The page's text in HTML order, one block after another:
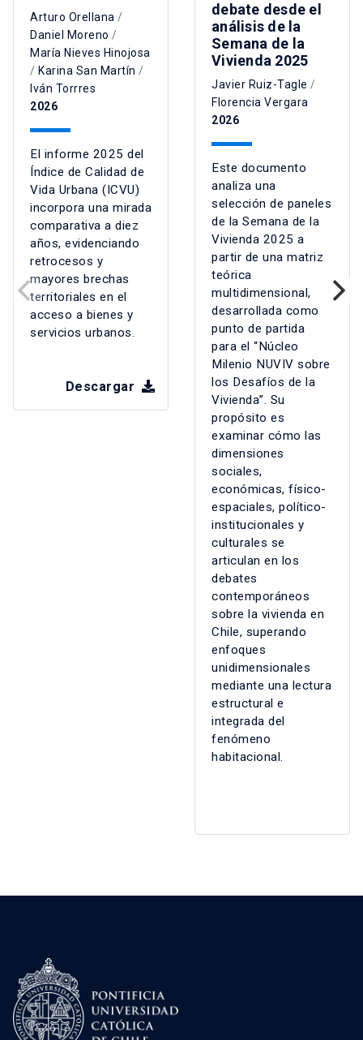
Arturo Orellana /
Daniel Moreno /
María Nieves Hinojosa
/ Karina San Martín /
Iván Torrres
2026
El informe 2025 del
Índice de Calidad de
Vida Urbana (ICVU)
incorpora una mirada
comparativa a diez
años, evidenciando
retrocesos y
mayores brechas
territoriales en el
acceso a bienes y
servicios urbanos.
Descargar
debate desde el
análisis de la
Semana de la
Vivienda 2025
Javier Ruiz-Tagle /
Florencia Vergara
2026
Este documento
analiza una
selección de paneles
de la Semana de la
Vivienda 2025 a
partir de una matriz
teórica
multidimensional,
desarrollada como
punto de partida
para el “Núcleo
Milenio NUVIV sobre
los Desafíos de la
Vivienda”. Su
propósito es
examinar cómo las
dimensiones
sociales,
económicas, físico-
espaciales, político-
institucionales y
culturales se
articulan en los
debates
contemporáneos
sobre la vivienda en
Chile, superando
enfoques
unidimensionales
mediante una lectura
estructural e
integrada del
fenómeno
habitacional.